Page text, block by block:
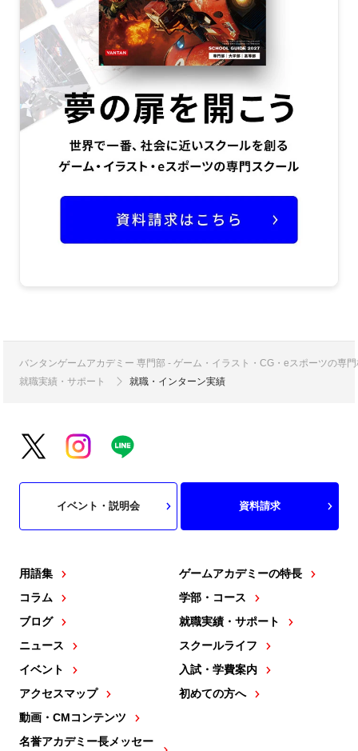
バンタンゲームアカデミー 専門部 - ゲーム・イラスト・CG・eスポーツの専
就職実績・サポート
就職・インターン実績
用語集
コラム
ブログ
ニュース
イベント
アクセスマップ
動画・CMコンテンツ
名誉アカデミー長メッセー
ゲームアカデミーの特長
学部・コース
就職実績・サポート
スクールライフ
入試・学費案内
初めての方へ
イベント・説明会 資料請求